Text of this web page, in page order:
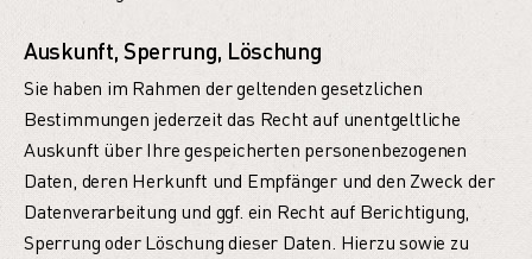
Auskunft, Sperrung, Löschung
Sie haben im Rahmen der geltenden gesetzlichen
Bestimmungen jederzeit das Recht auf unentgeltliche
Auskunft über Ihre gespeicherten personenbezogenen
Daten, deren Herkunft und Empfänger und den Zweck der
Datenverarbeitung und ggf. ein Recht auf Berichtigung,
Sperrung oder Löschung dieser Daten. Hierzu sowie zu